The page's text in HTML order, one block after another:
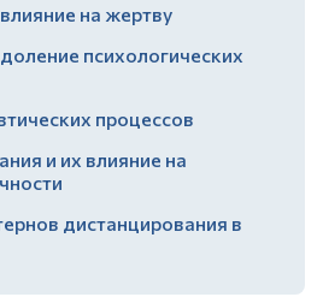
на жертву
психологических
процессов
и их влияние на
дистанцирования в